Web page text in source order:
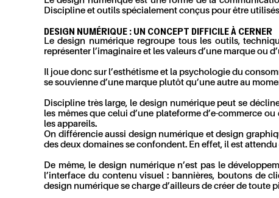
Discipline et outils spécialement conçus pour être
DESIGN NUMÉRIQUE : UN CONCEPT DIFFICILE À CERNER
Le design numérique regroupe tous les outils,
représenter l’imaginaire et les valeurs d’une marque ou
Il joue donc sur l’esthétisme et la psychologie du
se souvienne d’une marque plutôt qu’une autre au
Discipline très large, le design numérique peut se
les mêmes que celui d’une plateforme d’e-commerce
les appareils.
On différencie aussi design numérique et design
des deux domaines se confondent. En effet, il est
De même, le design numérique n’est pas le
l’interface du contenu visuel : bannières, boutons de
design numérique se charge d’ailleurs de créer de toute